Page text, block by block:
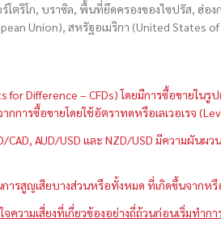
โตริโก, บราซิล, พื้นที่ยึดครองของไซปรัส, ฮ่อ
Union), สหรัฐอเมริกา (United States
Difference – CFDs) โดยมีการซื้อขายใ
การซื้อขายโดยใช้อัตราทดหรือเลเวอเรจ
CAD, AUD/USD และ NZD/USD มีความผัน
รสูญเสียบางส่วนหรือทั้งหมด ที่เกิดขึ้นจากหรื
วามเสี่ยงที่เกี่ยวข้องอย่างถี่ถ้วนก่อนเริ่มทำกา